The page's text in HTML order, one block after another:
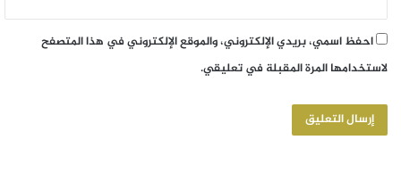
احفظ اسمي، بريدي الإلكتروني، والموقع الإلكتروني في هذا المتصفح
لاستخدامها المرة المقبلة في تعليقي.